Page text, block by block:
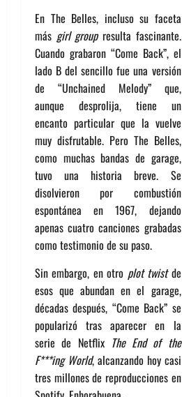
En The Belles, incluso su faceta
más girl groupresulta fascinante.
Cuando grabaron “Come Back”, el
lado B del sencillo fue una versión
de “Unchained Melody” que,
aunque desprolija, tiene un
encanto particular que la vuelve
muy disfrutable. Pero The Belles,
como muchas bandas de garage,
tuvo una historia breve. Se
disolvieron por combustión
espontánea en 1967, dejando
apenas cuatro canciones grabadas
como testimonio de su paso.
Sin embargo, en otro plot twistde
esos que abundan en el garage,
décadas después, “Come Back” se
popularizó tras aparecer en la
serie de Netflix The End of the
F***ing World, alcanzando hoy casi
tres millones de reproducciones en